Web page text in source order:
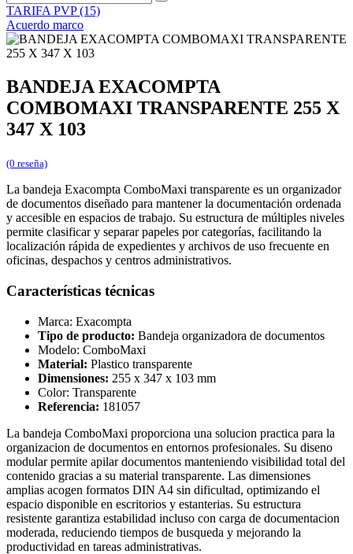
TARIFA PVP (15)
Acuerdo marco
BANDEJA EXACOMPTA
COMBOMAXI TRANSPARENTE 255 X
347 X 103
(0 reseña)
La bandeja Exacompta ComboMaxi transparente es un organizador
de documentos diseñado para mantener la documentación ordenada
y accesible en espacios de trabajo. Su estructura de múltiples niveles
permite clasificar y separar papeles por categorías, facilitando la
localización rápida de expedientes y archivos de uso frecuente en
oficinas, despachos y centros administrativos.
Características técnicas
Marca: Exacompta
Tipo de producto: Bandeja organizadora de documentos
Modelo: ComboMaxi
Material: Plastico transparente
Dimensiones: 255 x 347 x 103 mm
Color: Transparente
Referencia: 181057
La bandeja ComboMaxi proporciona una solucion practica para la
organizacion de documentos en entornos profesionales. Su diseno
modular permite apilar documentos manteniendo visibilidad total del
contenido gracias a su material transparente. Las dimensiones
amplias acogen formatos DIN A4 sin dificultad, optimizando el
espacio disponible en escritorios y estanterias. Su estructura
resistente garantiza estabilidad incluso con carga de documentacion
moderada, reduciendo tiempos de busqueda y mejorando la
productividad en tareas administrativas.